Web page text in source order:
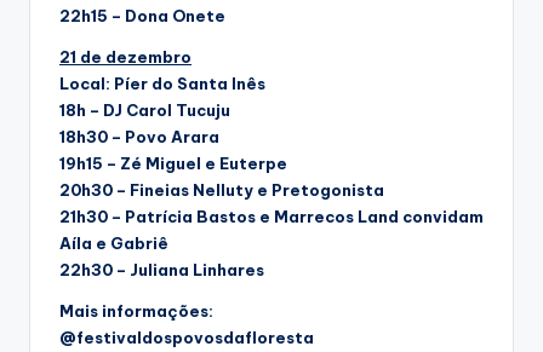
22h15 – Dona Onete
21 de dezembro
Local: Píer do Santa Inês
18h – DJ Carol Tucuju
18h30 – Povo Arara
19h15 – Zé Miguel e Euterpe
20h30 – Fineias Nelluty e Pretogonista
21h30 – Patrícia Bastos e Marrecos Land convidam
Aíla e Gabriê
22h30 – Juliana Linhares
Mais informações:
@festivaldospovosdafloresta